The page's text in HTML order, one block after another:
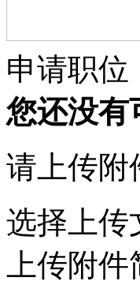
申请职位
您还没有
请上传附
选择上传
上传附